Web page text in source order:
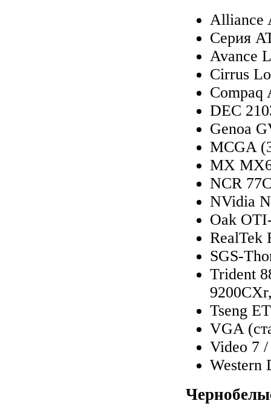
Alliance
Серия
Avance
Cirrus
Compaq
DEC
Genoa
MCGA
MX
NCR
NVidia
Oak
RealTek
SGS-
Trident
Tseng
VGA
Video 7
Western